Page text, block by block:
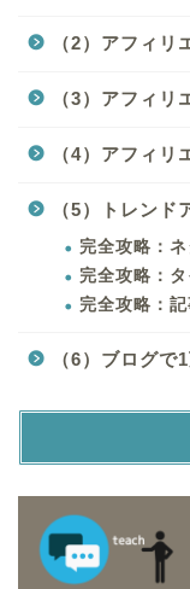
（2）アフィリ
（3）アフィリ
（4）アフィリ
（5）トレンド
完全攻略：
完全攻略：
完全攻略：
（6）ブログで